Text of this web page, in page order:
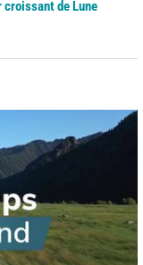
croissant de Lune